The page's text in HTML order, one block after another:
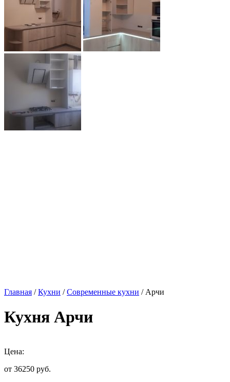
Главная /Кухни /Современные кухни / Арчи
Кухня Арчи
Цена:
от 36250 руб.